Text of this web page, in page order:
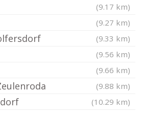
(9.17 km)
(9.27 km)
(9.33 km)
(9.56 km)
(9.66 km)
(9.88 km)
(10.29 km)